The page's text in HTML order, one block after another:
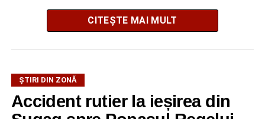
Festivalul este organizat de
Liberi, în parteneriat cuPrimăria Comunei Gârbova
CITEȘTE MAI MULT
ȘTIRI DIN ZONĂ
Accident rutier la ieșirea din